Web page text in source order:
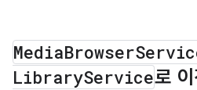
MediaBrowser
LibraryService로